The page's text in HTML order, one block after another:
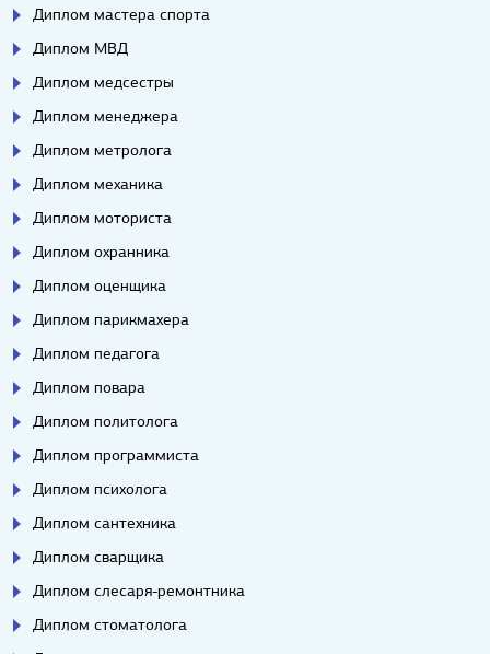
Диплом мастера спорта
Диплом МВД
Диплом медсестры
Диплом менеджера
Диплом метролога
Диплом механика
Диплом моториста
Диплом охранника
Диплом оценщика
Диплом парикмахера
Диплом педагога
Диплом повара
Диплом политолога
Диплом программиста
Диплом психолога
Диплом сантехника
Диплом сварщика
Диплом слесаря-ремонтника
Диплом стоматолога